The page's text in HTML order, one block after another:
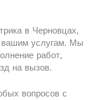
в Черновцах,
вашим услугам. Мы
работ,
на вызов.
вопросов с